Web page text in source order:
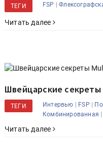
ТЕГИ FSP |
Читать далее
Швейцарские секреты
ТЕГИ Интервью | FSP |
Комбинированная |
Читать далее